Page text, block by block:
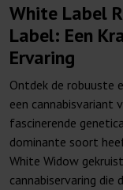
White Label
Label: Een
Ervaring
Ontdek de robuuste
een cannabisvariant
fascinerende
dominante soort
White Widow
cannabiservaring